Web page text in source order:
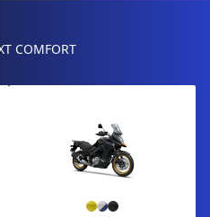
COMFORT